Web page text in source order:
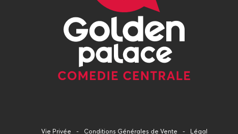
Vie Privée Conditions Générales de Vente Légal